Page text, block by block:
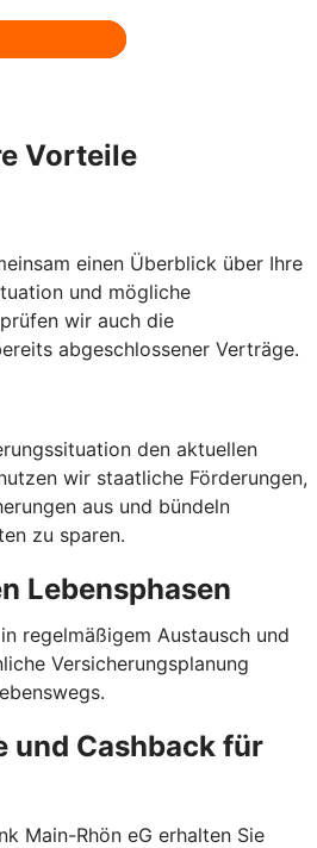
Vorteile
einen Überblick über Ihre
und mögliche
wir auch die
abgeschlossener Verträge.
den aktuellen
wir staatliche Förderungen,
aus und bündeln
zu sparen.
Lebensphasen
regelmäßigem Austausch und
Versicherungsplanung
und Cashback für
Main-Rhön eG erhalten Sie